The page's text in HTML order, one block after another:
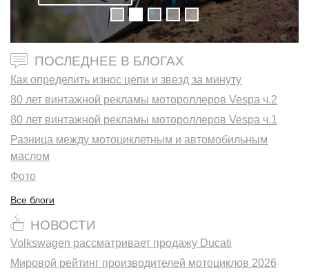
ПОСЛЕДНЕЕ В БЛОГАХ
Как определить износ цепи и звезд за минуту
80 лет винтажной рекламы мотороллеров Vespa ч.2
80 лет винтажной рекламы мотороллеров Vespa ч.1
Разница между мотоциклетным и автомобильным
маслом
Фото
Все блоги
НОВОСТИ
Volkswagen рассматривает продажу Ducati
Мировой рейтинг производителей мотоциклов 2026